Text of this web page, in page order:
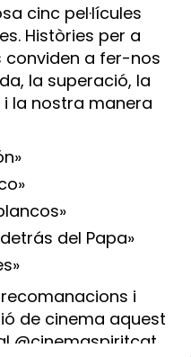
cinc pel·lícules
Històries per a
conviden a fer-nos
la superació, la
la nostra manera
del Papa»
i
de cinema aquest
@cinemaspiritcat